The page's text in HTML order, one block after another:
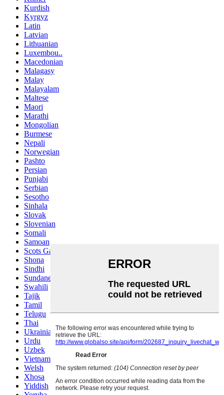
Kurdish
Kyrgyz
Latin
Latvian
Lithuanian
Luxembou..
Macedonian
Malagasy
Malay
Malayalam
Maltese
Maori
Marathi
Mongolian
Burmese
Nepali
Norwegian
Pashto
Persian
Punjabi
Serbian
Sesotho
Sinhala
Slovak
Slovenian
Somali
Samoan
Scots Gaelic
Shona
Sindhi
Sundanese
Swahili
Tajik
Tamil
Telugu
Thai
Ukrainian
Urdu
Uzbek
Vietnamese
Welsh
Xhosa
Yiddish